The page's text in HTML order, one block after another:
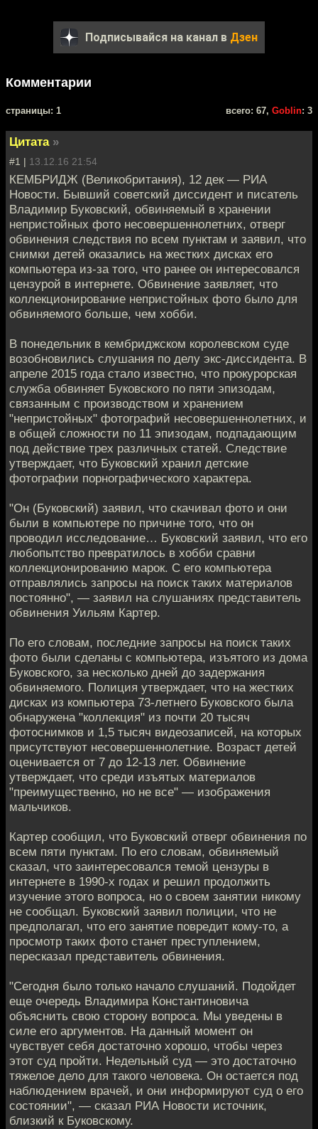
Подписывайся на канал в Дзен
Комментарии
cтраницы: 1 всего: 67, Goblin: 3
Цитата »
#1 | 13.12.16 21:54
КЕМБРИДЖ (Великобритания), 12 дек — РИА
Новости. Бывший советский диссидент и писатель
Владимир Буковский, обвиняемый в хранении
непристойных фото несовершеннолетних, отверг
обвинения следствия по всем пунктам и заявил, что
снимки детей оказались на жестких дисках его
компьютера из-за того, что ранее он интересовался
цензурой в интернете. Обвинение заявляет, что
коллекционирование непристойных фото было для
обвиняемого больше, чем хобби.
В понедельник в кембриджском королевском суде
возобновились слушания по делу экс-диссидента. В
апреле 2015 года стало известно, что прокурорская
служба обвиняет Буковского по пяти эпизодам,
связанным с производством и хранением
"непристойных" фотографий несовершеннолетних, и
в общей сложности по 11 эпизодам, подпадающим
под действие трех различных статей. Следствие
утверждает, что Буковский хранил детские
фотографии порнографического характера.
"Он (Буковский) заявил, что скачивал фото и они
были в компьютере по причине того, что он
проводил исследование… Буковский заявил, что его
любопытство превратилось в хобби сравни
коллекционированию марок. C его компьютера
отправлялись запросы на поиск таких материалов
постоянно", — заявил на слушаниях представитель
обвинения Уильям Картер.
По его словам, последние запросы на поиск таких
фото были сделаны с компьютера, изъятого из дома
Буковского, за несколько дней до задержания
обвиняемого. Полиция утверждает, что на жестких
дисках из компьютера 73-летнего Буковского была
обнаружена "коллекция" из почти 20 тысяч
фотоснимков и 1,5 тысяч видеозаписей, на которых
присутствуют несовершеннолетние. Возраст детей
оценивается от 7 до 12-13 лет. Обвинение
утверждает, что среди изъятых материалов
"преимущественно, но не все" — изображения
мальчиков.
Картер сообщил, что Буковский отверг обвинения по
всем пяти пунктам. По его словам, обвиняемый
сказал, что заинтересовался темой цензуры в
интернете в 1990-х годах и решил продолжить
изучение этого вопроса, но о своем занятии никому
не сообщал. Буковский заявил полиции, что не
предполагал, что его занятие повредит кому-то, а
просмотр таких фото станет преступлением,
пересказал представитель обвинения.
"Сегодня было только начало слушаний. Подойдет
еще очередь Владимира Константиновича
объяснить свою сторону вопроса. Мы уведены в
силе его аргументов. На данный момент он
чувствует себя достаточно хорошо, чтобы через
этот суд пройти. Недельный суд — это достаточно
тяжелое дело для такого человека. Он остается под
наблюдением врачей, и они информируют суд о его
состоянии", — сказал РИА Новости источник,
близкий к Буковскому.